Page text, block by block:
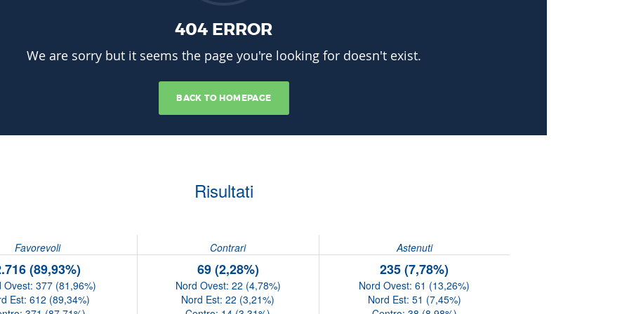
Risultati
Favorevoli Contrari Astenuti
(89,93%)
Ovest: 377 (81,96%)
Est: 612 (89,34%)
69 (2,28%)
Nord Ovest: 22 (4,78%)
Nord Est: 22 (3,21%)
235 (7,78%)
Nord Ovest: 61 (13,26%)
Nord Est: 51 (7,45%)